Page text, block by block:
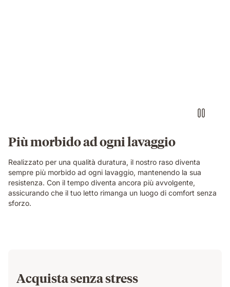
Più morbido ad ogni lavaggio
Realizzato per una qualità duratura, il nostro raso diventa
sempre più morbido ad ogni lavaggio, mantenendo la sua
resistenza. Con il tempo diventa ancora più avvolgente,
assicurando che il tuo letto rimanga un luogo di comfort senza
sforzo.
Acquista senza stress